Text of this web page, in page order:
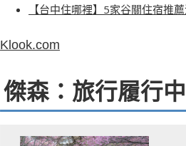
【台中住哪裡】5家谷關住宿推
Klook.com
傑森：旅行履行中